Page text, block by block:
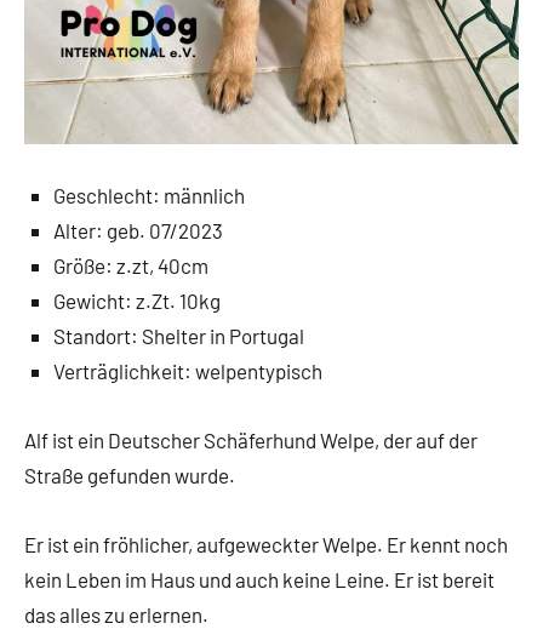
Geschlecht: männlich
Alter: geb. 07/2023
Größe: z.zt, 40cm
Gewicht: z.Zt. 10kg
Standort: Shelter in Portugal
Verträglichkeit: welpentypisch
Alf ist ein Deutscher Schäferhund Welpe, der auf der
Straße gefunden wurde.
Er ist ein fröhlicher, aufgeweckter Welpe. Er kennt noch
kein Leben im Haus und auch keine Leine. Er ist bereit
das alles zu erlernen.